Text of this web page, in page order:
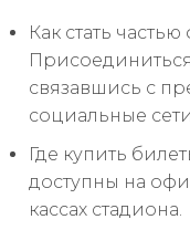
Как стать
связавшись с
социальные
Где купить
доступны на
кассах стадиона.